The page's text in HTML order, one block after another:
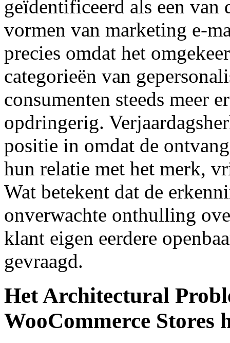
geïdentificeerd als een van
vormen van marketing e-
precies omdat het
categorieën van
consumenten steeds meer
opdringerig.
positie in omdat de
hun relatie met het merk,
Wat betekent dat de
onverwachte onthulling
klant eigen eerdere
gevraagd.
Het Architectural
WooCommerce Stores